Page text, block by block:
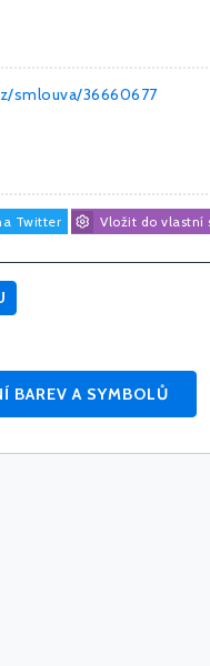
smlouva/36660677
Twitter Vložit do vlastní
BAREV A SYMBOLŮ